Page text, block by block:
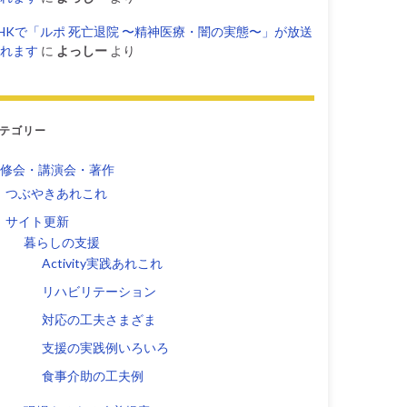
で「ルポ 死亡退院 〜精神医療・闇の実態〜」が放送
ます に よっしー より
ゴリー
会・講演会・著作
つぶやきあれこれ
サイト更新
暮らしの支援
Activity実践あれこれ
リハビリテーション
対応の工夫さまざま
支援の実践例いろいろ
食事介助の工夫例